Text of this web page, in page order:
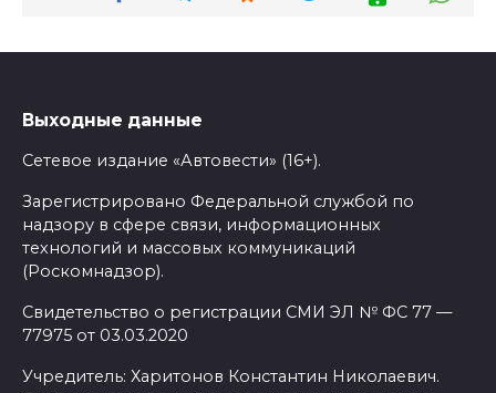
Выходные данные
Сетевое издание «Автовести» (16+).
Зарегистрировано Федеральной службой по
надзору в сфере связи, информационных
технологий и массовых коммуникаций
(Роскомнадзор).
Свидетельство о регистрации СМИ ЭЛ № ФС 77 —
77975 от 03.03.2020
Учредитель: Харитонов Константин Николаевич.